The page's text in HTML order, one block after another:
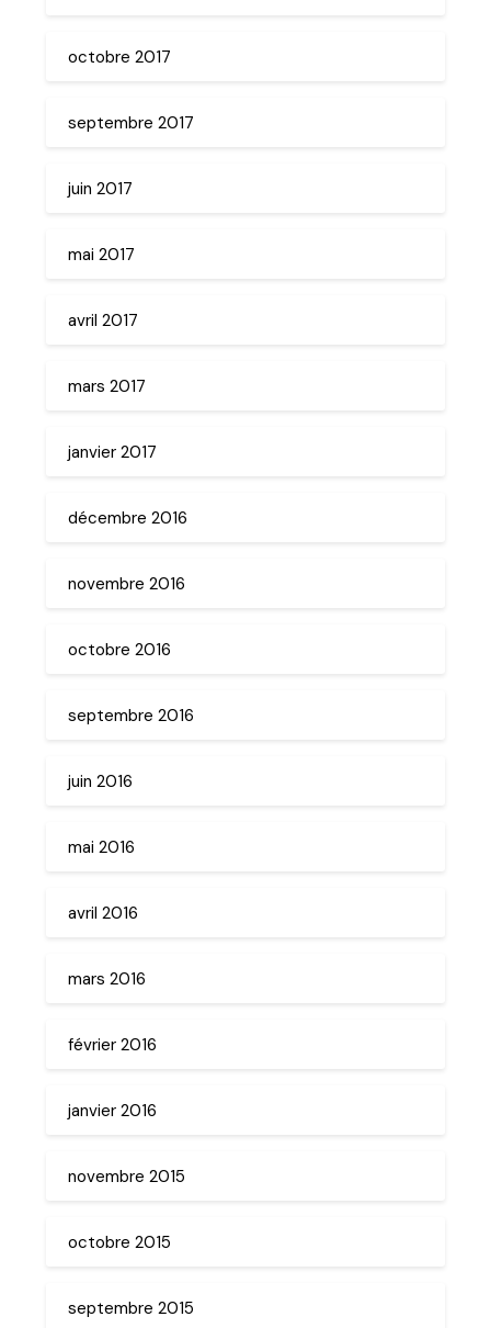
octobre 2017
septembre 2017
juin 2017
mai 2017
avril 2017
mars 2017
janvier 2017
décembre 2016
novembre 2016
octobre 2016
septembre 2016
juin 2016
mai 2016
avril 2016
mars 2016
février 2016
janvier 2016
novembre 2015
octobre 2015
septembre 2015